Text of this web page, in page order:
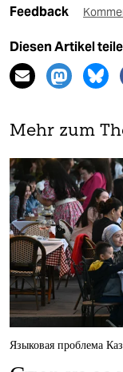
Feedback
Diesen Artikel
Mehr zum
Языковая проблема